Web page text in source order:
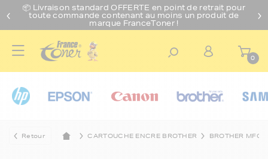
📦 Livraison standard OFFERTE en point de retrait pour
toute commande contenant au moins un produit de
marque FranceToner !
0
Retour CARTOUCHE ENCRE BROTHER BROTHER MFC